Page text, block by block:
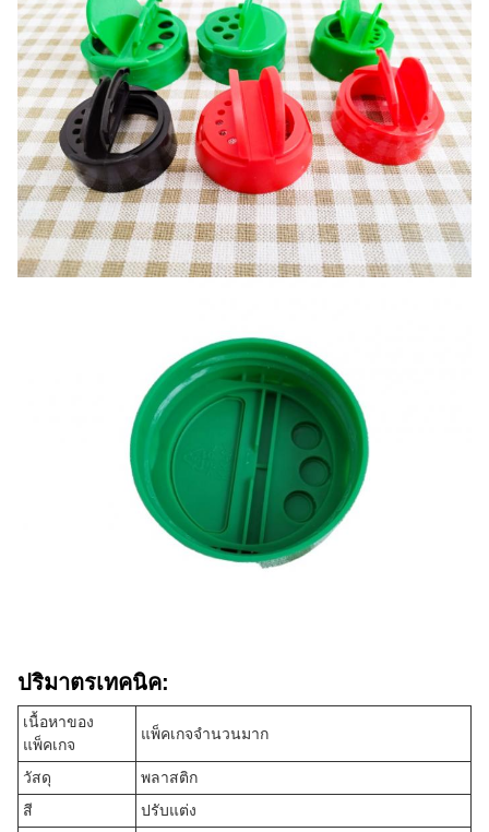
ปริมาตรเทคนิค:
เนื้อหาของ
แพ็คเกจ
แพ็คเกจจํานวนมาก
วัสดุ
พลาสติก
สี
ปรับแต่ง